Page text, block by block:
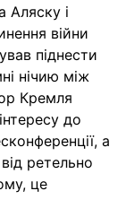
Аляску і
війни
піднести
нічию між
Кремля
до
а
ретельно
це